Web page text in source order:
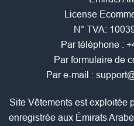
License
N° TVA:
Par téléphone :
Par formulaire de
Par e-mail :
Site Vêtements est exploitée
enregistrée aux Émirats